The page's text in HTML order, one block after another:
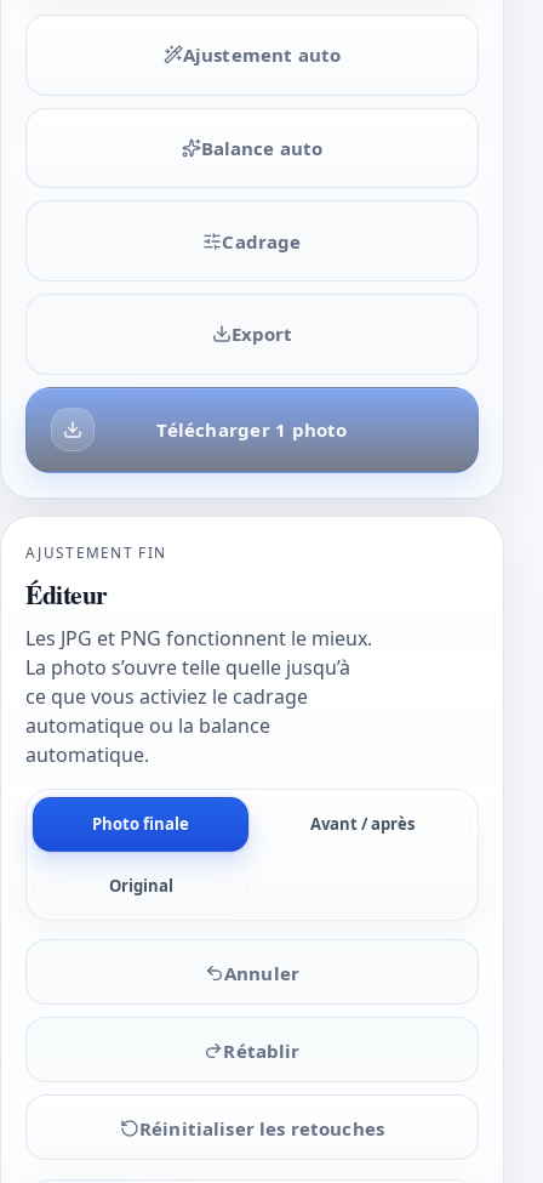
Ajustement auto
Balance auto
Cadrage
Télécharger 1 photo
Export
AJUSTEMENT FIN
Éditeur
Les JPG et PNG fonctionnent le mieux.
La photo s’ouvre telle quelle jusqu’à
ce que vous activiez le cadrage
automatique ou la balance
automatique.
Photo finale Avant / après
Original
Annuler
Rétablir
Réinitialiser les retouches